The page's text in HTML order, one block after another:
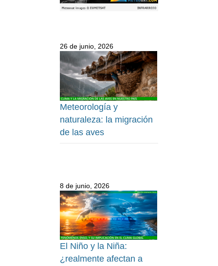
26 de junio, 2026
Meteorología y
naturaleza: la migración
de las aves
8 de junio, 2026
El Niño y la Niña:
¿realmente afectan a